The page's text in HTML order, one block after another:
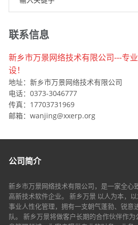
联系信息
新乡市万景网络技术有限公司---专
设！
地址：新乡市万景网络技术有限公司
电话：0373-3046777
传真：17703731969
邮箱：wanjing@xxerp.org
公司简介
新乡市万景网络技术有限公司，是一家全心
高新技术软件企业。 新乡万景 以人为本，
事业人性化管理，拥有一支朝气蓬勃、锐意
队。 新乡万景将做客户长期的合作伙伴作